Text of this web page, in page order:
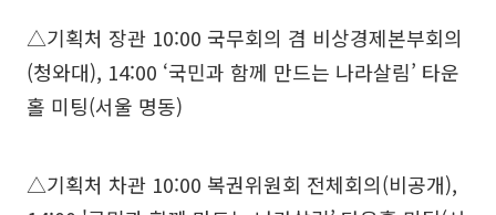
△기획처 장관 10:00 국무회의 겸 비상경제본부회의
(청와대), 14:00 ‘국민과 함께 만드는 나라살림’ 타운
홀 미팅(서울 명동)
△기획처 차관 10:00 복권위원회 전체회의(비공개),